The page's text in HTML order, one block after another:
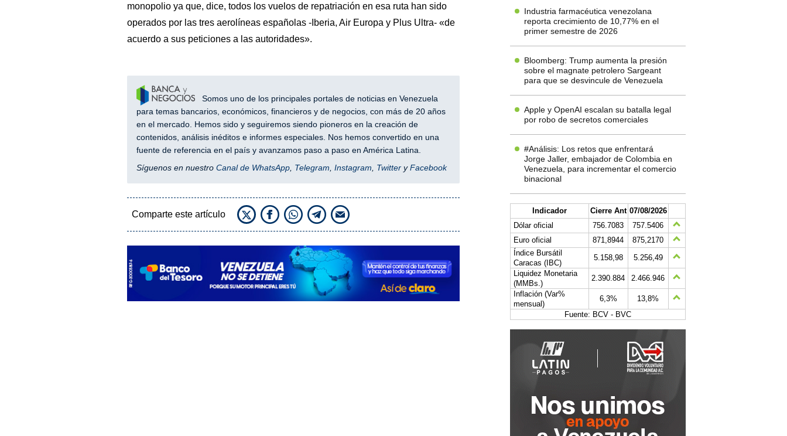
monopolio ya que, dice, todos los vuelos de repatriación en esa ruta han sido
operados por las tres aerolíneas españolas -Iberia, Air Europa y Plus Ultra- «de
acuerdo a sus peticiones a las autoridades».
Somos uno de los principales portales de noticias en Venezuela
para temas bancarios, económicos, financieros y de negocios, con más de 20 años
en el mercado. Hemos sido y seguiremos siendo pioneros en la creación de
contenidos, análisis inéditos e informes especiales. Nos hemos convertido en una
fuente de referencia en el país y avanzamos paso a paso en América Latina.
Síguenos en nuestro Canal de WhatsApp, Telegram Instagram TwitteryFacebook
Comparte este artículo
Industria farmacéutica venezolana
reporta crecimiento de 10,77% en el
primer semestre de 2026
Bloomberg: Trump aumenta la presión
sobre el magnate petrolero Sargeant
para que se desvincule de Venezuela
Apple y OpenAI escalan su batalla legal
por robo de secretos comerciales
#Análisis: Los retos que enfrentará
Jorge Jaller, embajador de Colombia en
Venezuela, para incrementar el comercio
binacional
Indicador Cierre Ant 07/08/2026
Dólar oficial
756.7083
757.5406
Euro oficial
871,8944
875,2170
Índice Bursátil
Caracas (IBC)
5.158,98
5.256,49
Liquidez Monetaria
(MMBs.)
2.390.884
2.466.946
Inflación (Var%
mensual)
6,3%
13,8%
Fuente: BCV - BVC